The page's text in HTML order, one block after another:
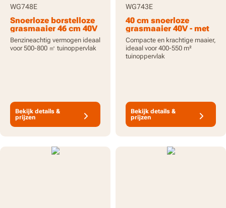
WG748E
Snoerloze borstelloze
grasmaaier 46 cm 40V
- met accu en lader
Benzineachtig vermogen ideaal
voor 500-800 ㎡ tuinoppervlak
Bekijk details &
prijzen
WG743E
40 cm snoerloze
grasmaaier 40V - met
accu en lader
Compacte en krachtige maaier,
ideaal voor 400-550 m²
tuinoppervlak
Bekijk details &
prijzen